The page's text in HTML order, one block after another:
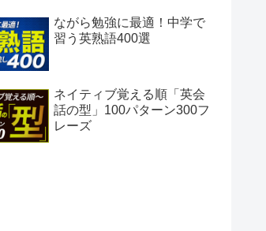
ながら勉強に最適！中学で
習う英熟語400選
ネイティブ覚える順「英会
話の型」100パターン300フ
レーズ